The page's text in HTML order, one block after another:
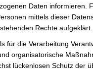
Daten informieren.
mittels dieser
Rechte aufgeklärt.
für die Verarbeitung
organisatorische
lückenlosen Schutz der